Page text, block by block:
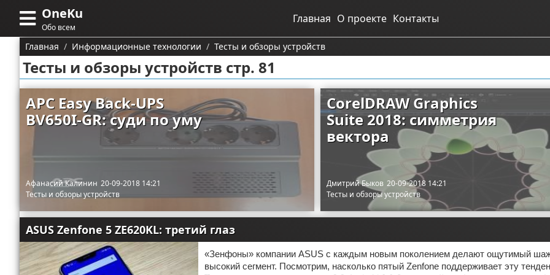
OneKu
Обо всем
Главная О проекте Контакты
Меню
Главная
Категории
Информационные
технологии
Тесты и обзоры устройств
Ремонт авто
Строительство и ремонт
Финансы
Путешествия и отдых
Образование
Поиск
О проекте
Контакты
Сотрудничество
Размещение рекламы
Для правообладателей
Условия предоставления информации
Главная Информационные технологии Тесты и обзоры устройств
Тесты и обзоры устройств стр. 81
APC Easy Back-UPS
BV650I-GR: суди по уму
Афанасий Калинин 20-09-2018 14:21
Тесты и обзоры устройств
CorelDRAW Graphics
Suite 2018: симметрия
вектора
Дмитрий Быков 20-09-2018 14:21
Тесты и обзоры устройств
ASUS Zenfone 5 ZE620KL: третий глаз
«Зенфоны» компании ASUS с каждым новым поколением делают ощутимый
высокий сегмент. Посмотрим, насколько пятый Zenfone поддерживает эту